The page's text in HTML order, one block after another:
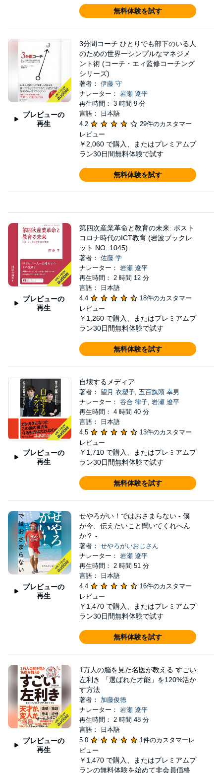
無料体験を試す
プレビューの
再生
3分間コーチ ひとりでも部下のいる人
のための世界一シンプルなマネジメ
ント術 (コーチ・エィ監修コーチング
シリーズ)
著者： 伊藤 守
ナレーター： 岩瀬 遼平
再生時間： 3 時間 9 分
言語： 日本語
4.2
29件のカスタマー
レビュー
￥2,060 で購入、またはプレミアムプ
ラン30日間無料体験で試す
無料体験を試す
プレビューの
再生
第四次産業革命と教育の未来: ポスト
コロナ時代のICT教育 (岩波ブックレ
ット NO. 1045)
著者： 佐藤 学
ナレーター： 岩瀬 遼平
再生時間： 2 時間 12 分
言語： 日本語
4.4
18件のカスタマー
レビュー
￥1,260 で購入、またはプレミアムプ
ラン30日間無料体験で試す
無料体験を試す
プレビューの
再生
自壊するメディア
著者： 望月 衣塑子, 五百旗頭 幸男
ナレーター： 谷合 律子, 岩瀬 遼平
再生時間： 4 時間 40 分
言語： 日本語
4.5
13件のカスタマー
レビュー
￥1,710 で購入、またはプレミアムプ
ラン30日間無料体験で試す
無料体験を試す
プレビューの
再生
せやろがい！ではおさまらない - 僕
が今、伝えたいこと聞いてくれへん
か？ -
著者： せやろがいおじさん
ナレーター： 岩瀬 遼平
再生時間： 2 時間 51 分
言語： 日本語
4.4
16件のカスタマー
レビュー
￥1,470 で購入、またはプレミアムプ
ラン30日間無料体験で試す
無料体験を試す
プレビューの
再生
1万人の脳を見た名医が教える すごい
左利き 「選ばれた才能」を120%活か
す方法
著者： 加藤俊徳
ナレーター： 岩瀬 遼平
再生時間： 2 時間 48 分
言語： 日本語
5.0
1件のカスタマーレ
ビュー
￥1,470 で購入、またはプレミアムプ
ランの無料体験を始めて非会員価格